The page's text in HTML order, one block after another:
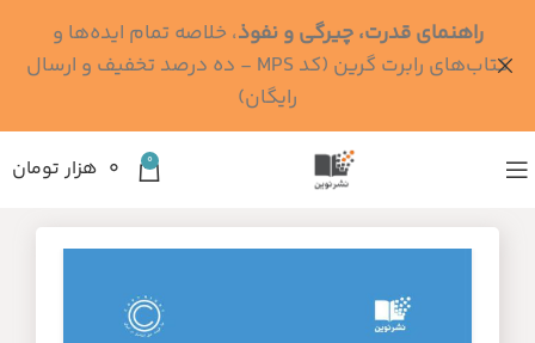
0 ۰ هزار تومان
راهنمای قدرت، چیرگی و نفوذ، خلاصه تمام ایده‌ها و
کتاب‌های رابرت گرین (کد MPS - ده درصد تخفیف و ارسال
رایگان)